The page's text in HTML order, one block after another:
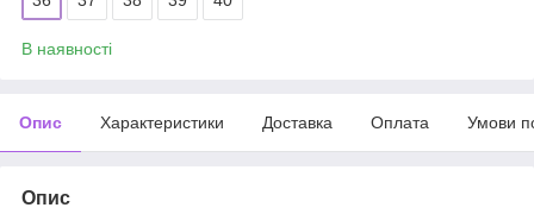
В наявності
Опис Характеристики Доставка Оплата Умови
Опис